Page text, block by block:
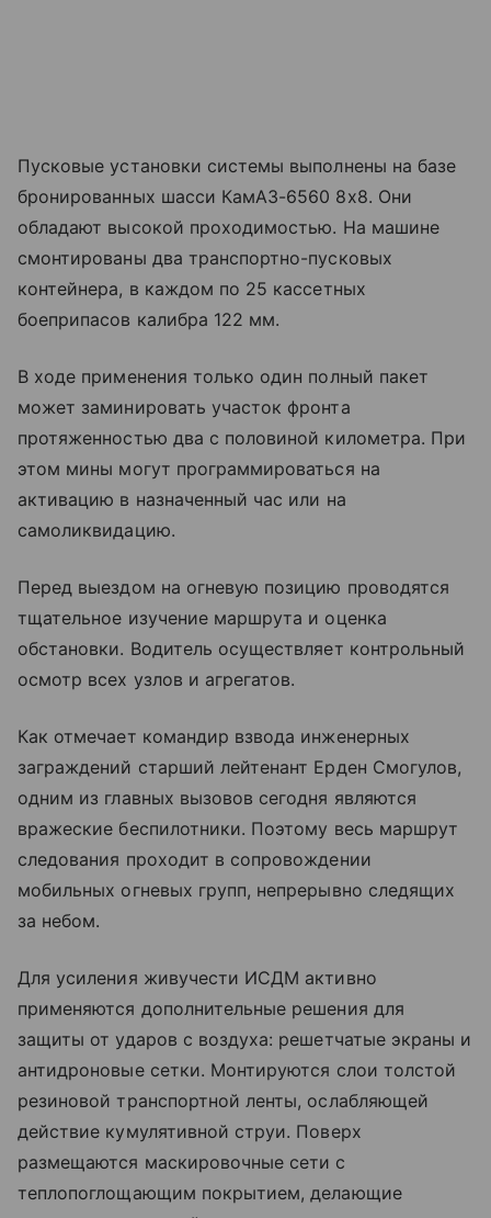
Пусковые установки системы выполнены на базе
бронированных шасси КамАЗ-6560 8х8. Они
обладают высокой проходимостью. На машине
смонтированы два транспортно-пусковых
контейнера, в каждом по 25 кассетных
боеприпасов калибра 122 мм.
В ходе применения только один полный пакет
может заминировать участок фронта
протяженностью два с половиной километра. При
этом мины могут программироваться на
активацию в назначенный час или на
самоликвидацию.
Перед выездом на огневую позицию проводятся
тщательное изучение маршрута и оценка
обстановки. Водитель осуществляет контрольный
осмотр всех узлов и агрегатов.
Как отмечает командир взвода инженерных
заграждений старший лейтенант Ерден Смогулов,
одним из главных вызовов сегодня являются
вражеские беспилотники. Поэтому весь маршрут
следования проходит в сопровождении
мобильных огневых групп, непрерывно следящих
за небом.
Для усиления живучести ИСДМ активно
применяются дополнительные решения для
защиты от ударов с воздуха: решетчатые экраны и
антидроновые сетки. Монтируются слои толстой
резиновой транспортной ленты, ослабляющей
действие кумулятивной струи. Поверх
размещаются маскировочные сети с
теплопоглощающим покрытием, делающие